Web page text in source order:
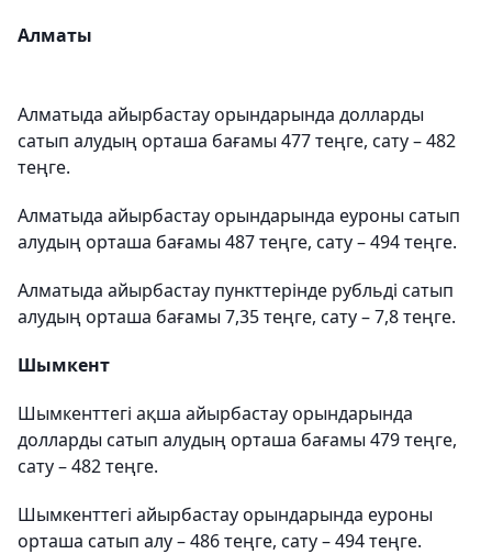
Алматы
Алматыда айырбастау орындарында долларды
сатып алудың орташа бағамы 477 теңге, сату – 482
теңге.
Алматыда айырбастау орындарында еуроны сатып
алудың орташа бағамы 487 теңге, сату – 494 теңге.
Алматыда айырбастау пункттерінде рубльді сатып
алудың орташа бағамы 7,35 теңге, сату – 7,8 теңге.
Шымкент
Шымкенттегі ақша айырбастау орындарында
долларды сатып алудың орташа бағамы 479 теңге,
сату – 482 теңге.
Шымкенттегі айырбастау орындарында еуроны
орташа сатып алу – 486 теңге, сату – 494 теңге.